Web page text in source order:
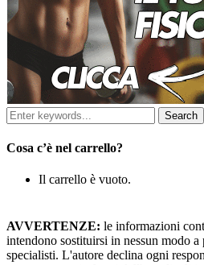
Cosa c’è nel carrello?
Il carrello è vuoto.
AVVERTENZE: le informazioni
intendono sostituirsi in nessun modo
specialisti. L'autore declina ogni